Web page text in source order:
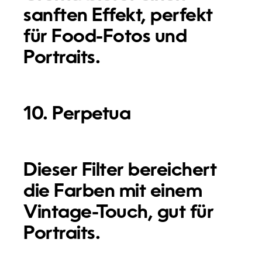
sanften Effekt, perfekt
für Food-Fotos und
Portraits.
10. Perpetua
Dieser Filter bereichert
die Farben mit einem
Vintage-Touch, gut für
Portraits.